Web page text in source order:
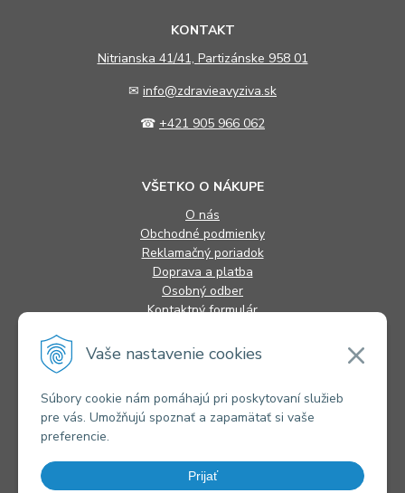
Vaše nastavenie cookies
Súbory cookie nám pomáhajú pri poskytovaní služieb
pre vás. Umožňujú spoznať a zapamätať si vaše
preferencie.
Prijať
KONTAKT
Nitrianska 41/41, Partizánske 958 01
✉ info@zdravieavyziva.sk
☎ +421 905 966 062
VŠETKO O NÁKUPE
O nás
Obchodné podmienky
Reklamačný poriadok
Doprava a platba
Osobný odber
Kontaktný formulár
INFORMÁCIE
Alternatívne riešenie sporov
Súbory cookies
Novinky